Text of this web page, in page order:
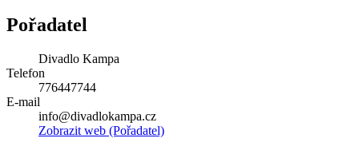
Pořadatel
Divadlo Kampa
Telefon
776447744
E-mail
info@divadlokampa.cz
Zobrazit web (Pořadatel)